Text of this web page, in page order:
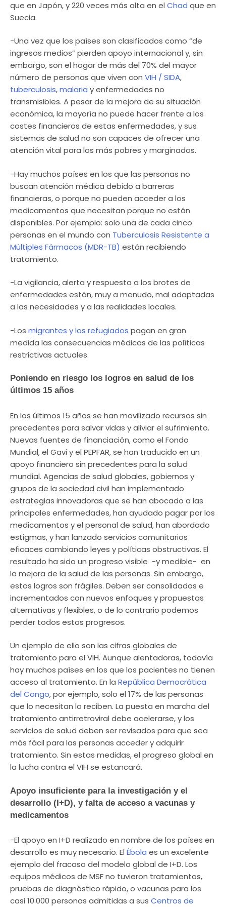
que en Japón, y 220 veces más alta en el Chad que en
Suecia.
-Una vez que los países son clasificados como “de
ingresos medios” pierden apoyo internacional y, sin
embargo, son el hogar de más del 70% del mayor
número de personas que viven con VIH / SIDA,
tuberculosis,malaria y enfermedades no
transmisibles. A pesar de la mejora de su situación
económica, la mayoría no puede hacer frente a los
costes financieros de estas enfermedades, y sus
sistemas de salud no son capaces de ofrecer una
atención vital para los más pobres y marginados.
-Hay muchos países en los que las personas no
buscan atención médica debido a barreras
financieras, o porque no pueden acceder a los
medicamentos que necesitan porque no están
disponibles. Por ejemplo: solo una de cada cinco
personas en el mundo con Tuberculosis Resistente a
Múltiples Fármacos (MDR-TB) están recibiendo
tratamiento.
-La vigilancia, alerta y respuesta a los brotes de
enfermedades están, muy a menudo, mal adaptadas
a las necesidades y a las realidades locales.
-Los migrantes y los refugiados pagan en gran
medida las consecuencias médicas de las políticas
restrictivas actuales.
Poniendo en riesgo los logros en salud de los
últimos 15 años
En los últimos 15 años se han movilizado recursos sin
precedentes para salvar vidas y aliviar el sufrimiento.
Nuevas fuentes de financiación, como el Fondo
Mundial, el Gavi y el PEPFAR, se han traducido en un
apoyo financiero sin precedentes para la salud
mundial. Agencias de salud globales, gobiernos y
grupos de la sociedad civil han implementado
estrategias innovadoras que se han abocado a las
principales enfermedades, han ayudado pagar por los
medicamentos y el personal de salud, han abordado
estigmas, y han lanzado servicios comunitarios
eficaces cambiando leyes y políticas obstructivas. El
resultado ha sido un progreso visible -y medible- en
la mejora de la salud de las personas. Sin embargo,
estos logros son frágiles. Deben ser consolidados e
incrementados con nuevos enfoques y propuestas
alternativas y flexibles, o de lo contrario podemos
perder todos estos progresos.
Un ejemplo de ello son las cifras globales de
tratamiento para el VIH. Aunque alentadoras, todavía
hay muchos países en los que los pacientes no tienen
acceso al tratamiento. En la República Democrática
del Congo, por ejemplo, solo el 17% de las personas
que lo necesitan lo reciben. La puesta en marcha del
tratamiento antirretroviral debe acelerarse, y los
servicios de salud deben ser revisados para que sea
más fácil para las personas acceder y adquirir
tratamiento. Sin estas medidas, el progreso global en
la lucha contra el VIH se estancará.
Apoyo insuficiente para la investigación y el
desarrollo (I+D), y falta de acceso a vacunas y
medicamentos
-El apoyo en I+D realizado en nombre de los países en
desarrollo es muy necesario. El Ébola es un excelente
ejemplo del fracaso del modelo global de I+D. Los
equipos médicos de MSF no tuvieron tratamientos,
pruebas de diagnóstico rápido, o vacunas para los
casi 10.000 personas admitidas a sus Centros de